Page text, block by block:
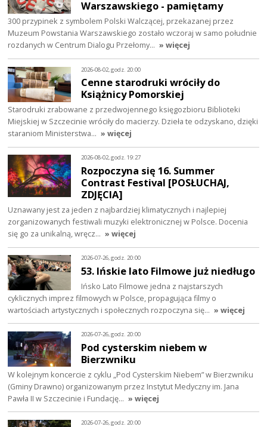
Warszawskiego - pamiętamy
300 przypinek z symbolem Polski Walczącej, przekazanej przez
Muzeum Powstania Warszawskiego zostało wczoraj w samo południe
rozdanych w Centrum Dialogu Przełomy… » więcej
2026-08-02, godz. 20:00
Cenne starodruki wróciły do
Książnicy Pomorskiej
Starodruki zrabowane z przedwojennego księgozbioru Biblioteki
Miejskiej w Szczecinie wróciły do macierzy. Dzieła te odzyskano, dzięki
staraniom Ministerstwa… » więcej
2026-08-02, godz. 19:27
Rozpoczyna się 16. Summer
Contrast Festival [POSŁUCHAJ,
ZDJĘCIA]
Uznawany jest za jeden z najbardziej klimatycznych i najlepiej
zorganizowanych festiwali muzyki elektronicznej w Polsce. Docenia
się go za unikalną, wręcz… » więcej
2026-07-26, godz. 20:00
53. Ińskie lato Filmowe już niedługo
Ińsko Lato Filmowe jedna z najstarszych
cyklicznych imprez filmowych w Polsce, propagująca filmy o
wartościach artystycznych i społecznych rozpoczyna się… » więcej
2026-07-26, godz. 20:00
Pod cysterskim niebem w
Bierzwniku
W kolejnym koncercie z cyklu „Pod Cysterskim Niebem” w Bierzwniku
(Gminy Drawno) organizowanym przez Instytut Medyczny im. Jana
Pawła II w Szczecinie i Fundację… » więcej
2026-07-26, godz. 20:00